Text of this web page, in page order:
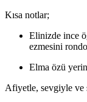
Kısa notlar;
Elinizde ince
ezmesini
Elma özü
Afiyetle, sevgiyle ve